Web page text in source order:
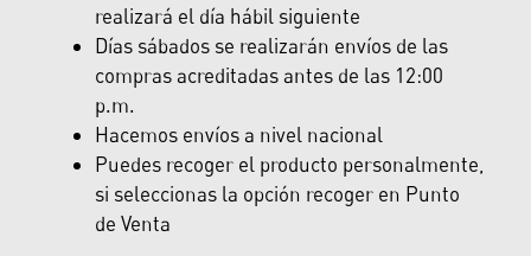
realizará el día hábil siguiente
Días sábados se realizarán envíos de las
compras acreditadas antes de las 12:00
p.m.
Hacemos envíos a nivel nacional
Puedes recoger el producto personalmente,
si seleccionas la opción recoger en Punto
de Venta